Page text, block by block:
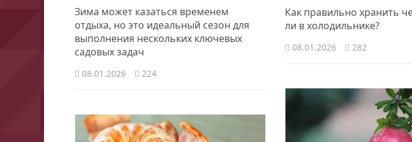
Зима может казаться временем
отдыха, но это идеальный сезон для
выполнения нескольких ключевых
садовых задач
08.01.2026 224
Как правильно хранить
ли в холодильнике?
08.01.2026 282